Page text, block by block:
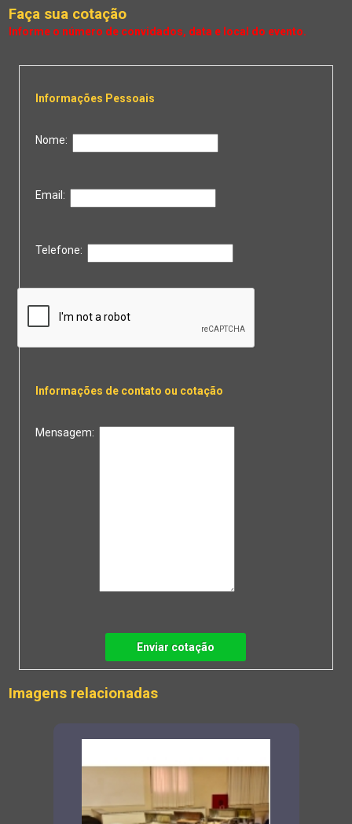
Faça sua cotação
Informações Pessoais
Nome:
Email:
Telefone:
Informações de contato ou cotação
Mensagem:
Enviar cotação
Imagens relacionadas